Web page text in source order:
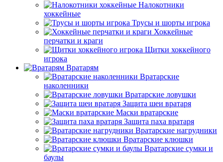
Налокотники
хоккейные
Трусы и шорты игрока
Хоккейные
перчатки и краги
Щитки хоккейного
игрока
Вратарям
Вратарские
наколенники
Вратарские ловушки
Защита шеи вратаря
Маски вратарские
Защита паха вратаря
Вратарские нагрудники
Вратарские клюшки
Вратарские сумки и
баулы